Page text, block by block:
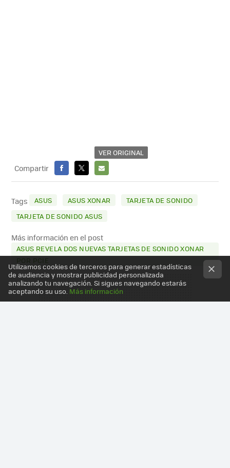
VER ORIGINAL
Compartir
FACEBOOK
X
E-
MAIL
Tags ASUS ASUS XONAR
TARJETA DE SONIDO
TARJETA DE SONIDO ASUS
Más información en el post
ASUS REVELA DOS NUEVAS TARJETAS DE SONIDO XONAR
Utilizamos cookies de terceros para generar estadísticas
de audiencia y mostrar publicidad personalizada
analizando tu navegación. Si sigues navegando estarás
aceptando su uso. Más información